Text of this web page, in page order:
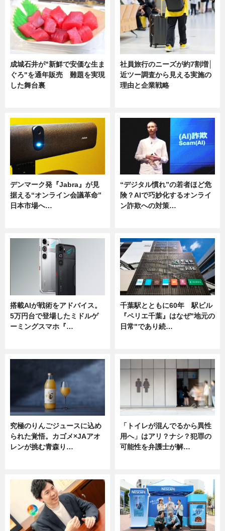
成城石井が"新鮮で安価な生ま
ぐろ"を通年販売 難題を実現
した舞台裏
社員旅行のニーズが約7割増│
近ツー調査から見える実施の
理由と企業戦略
デンマーク発『Jabra』が見
据える“オンライン会議革命”
日本市場へ…
“デジタル慣れ”の若者ほど危
険？AIで巧妙化するオンライ
ン詐欺への対策…
搭載AIが戦術をアドバイス。
5万円台で登場したミドルゲ
ーミングスマホ『…
千葉駅とともに60年 駅ビル
『ペリエ千葉』はなぜ"地元の
日常"であり続…
究極のりんごジュースに込め
られた覚悟。カゴメ×JAアオ
レンが挑む青森り…
「トイレが混んでるから異性
用へ」はアリ？ナシ？犯罪の
可能性を弁護士が解…